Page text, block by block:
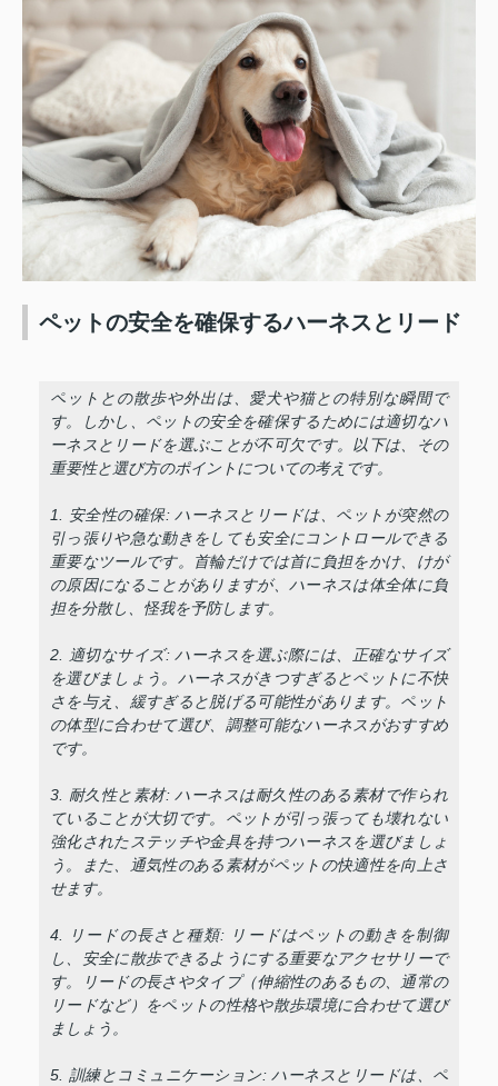
ペットの安全を確保するハーネスとリード
ペットとの散歩や外出は、愛犬や猫との特別な瞬間で
す。しかし、ペットの安全を確保するためには適切なハ
ーネスとリードを選ぶことが不可欠です。以下は、その
重要性と選び方のポイントについての考えです。
1. 安全性の確保: ハーネスとリードは、ペットが突然の
引っ張りや急な動きをしても安全にコントロールできる
重要なツールです。首輪だけでは首に負担をかけ、けが
の原因になることがありますが、ハーネスは体全体に負
担を分散し、怪我を予防します。
2. 適切なサイズ: ハーネスを選ぶ際には、正確なサイズ
を選びましょう。ハーネスがきつすぎるとペットに不快
さを与え、緩すぎると脱げる可能性があります。ペット
の体型に合わせて選び、調整可能なハーネスがおすすめ
です。
3. 耐久性と素材: ハーネスは耐久性のある素材で作られ
ていることが大切です。ペットが引っ張っても壊れない
強化されたステッチや金具を持つハーネスを選びましょ
う。また、通気性のある素材がペットの快適性を向上さ
せます。
4. リードの長さと種類: リードはペットの動きを制御
し、安全に散歩できるようにする重要なアクセサリーで
す。リードの長さやタイプ（伸縮性のあるもの、通常の
リードなど）をペットの性格や散歩環境に合わせて選び
ましょう。
5. 訓練とコミュニケーション: ハーネスとリードは、ペ